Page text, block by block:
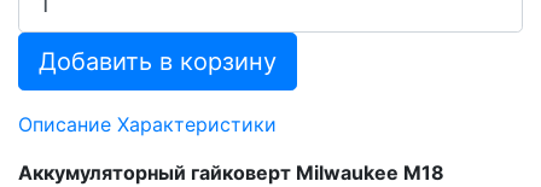
Добавить в корзину
Описание Характеристики
Аккумуляторный гайковерт Milwaukee M18